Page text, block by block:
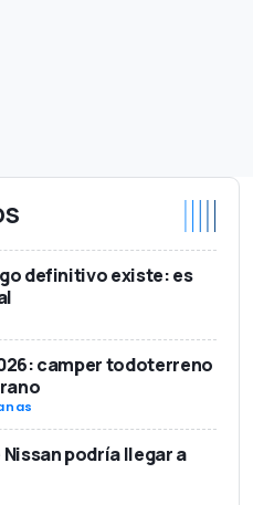
definitivo existe: es
camper todoterreno
Nissan podría llegar a